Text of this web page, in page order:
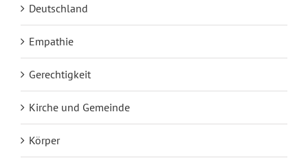
Deutschland
Empathie
Gerechtigkeit
Kirche und Gemeinde
Körper